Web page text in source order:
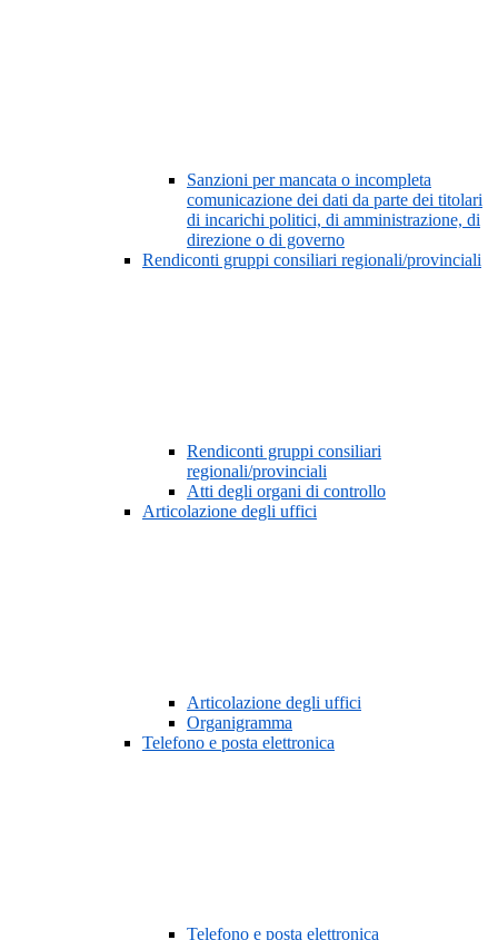
Sanzioni per mancata o incompleta
comunicazione dei dati da parte dei titolari
di incarichi politici, di amministrazione, di
direzione o di governo
Rendiconti gruppi consiliari regionali/provinciali
Rendiconti gruppi consiliari
regionali/provinciali
Atti degli organi di controllo
Articolazione degli uffici
Articolazione degli uffici
Organigramma
Telefono e posta elettronica
Telefono e posta elettronica